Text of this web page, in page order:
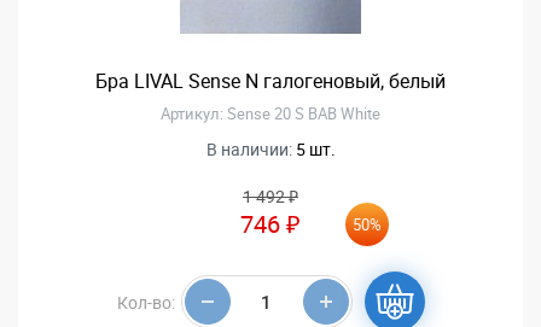
Бра LIVAL Sense N галогеновый, белый
Артикул: Sense 20 S BAB White
В наличии: 5 шт.
1 492 ₽
746 ₽ 50%
Кол-во: